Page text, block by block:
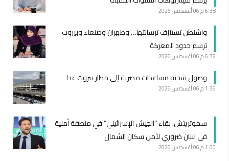
6:38 م 06 أغسطس 2026
واشنطن تستنزف ترسانتها… وطهران وصنعاء وبيروت
ترسم حدود المعركة
6:32 م 06 أغسطس 2026
وصول شحنة مساعدات مصرية إلى مطار بيروت غدا
1:36 م 06 أغسطس 2026
سموتريتش: بقاء “الجيش الإسرائيلي” في منطقة أمنية
في لبنان ضروري لأمن سكان الشمال
1:06 م 06 أغسطس 2026